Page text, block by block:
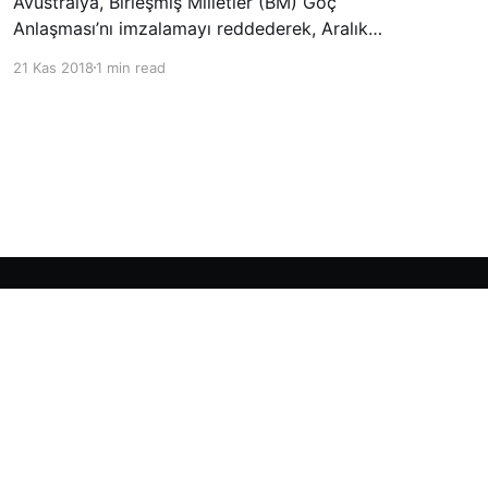
Anlaşması’nı imzalamayı reddederek, Aralık
konferansta BM üyesi ülkeler tarafından
21 Kas 20181 min read